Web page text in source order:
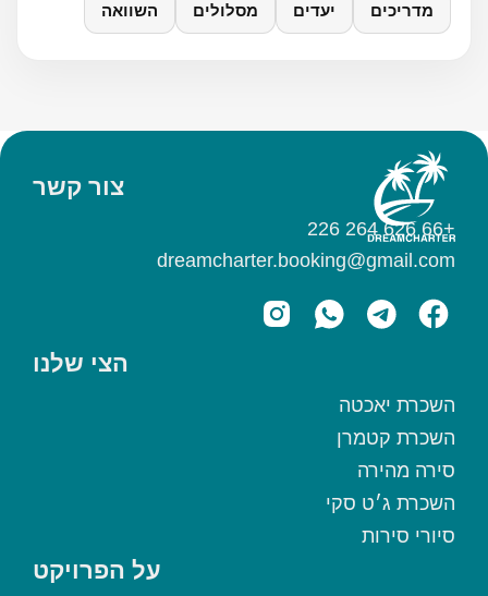
מדריכים יעדים מסלולים השוואה
הצי שלנו
השכרת יאכטה
השכרת קטמרן
סירה מהירה
השכרת ג׳ט סקי
סיורי סירות
על הפרויקט
צור קשר
+66 626 264 226
dreamcharter.booking@gmail.com